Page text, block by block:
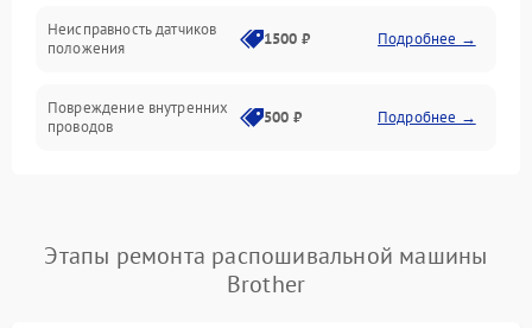
Неисправность датчиков
положения
1500 ₽ Подробнее →
Повреждение внутренних
проводов
500 ₽ Подробнее →
Этапы ремонта распошивальной машины
Brother